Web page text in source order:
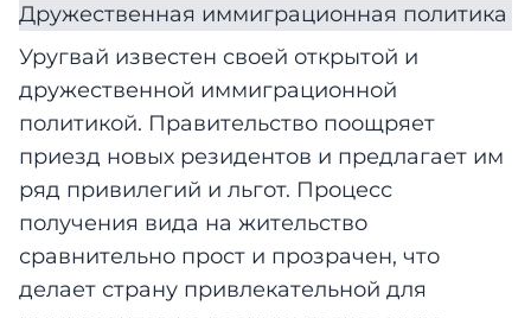
Дружественная иммиграционная политика
Уругвай известен своей открытой и
дружественной иммиграционной
политикой. Правительство поощряет
приезд новых резидентов и предлагает им
ряд привилегий и льгот. Процесс
получения вида на жительство
сравнительно прост и прозрачен, что
делает страну привлекательной для